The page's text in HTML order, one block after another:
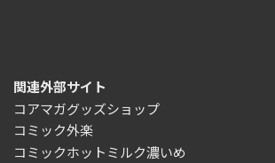
関連外部サイト
コアマガグッズショップ
コミック外楽
コミックホットミルク濃いめ